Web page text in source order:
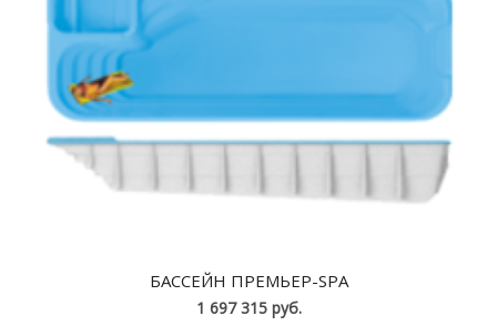
БАССЕЙН ПРЕМЬЕР-SPA
1 697 315 руб.